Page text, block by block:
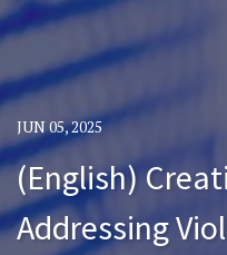
JUN 05, 2025
(English)
Addressing